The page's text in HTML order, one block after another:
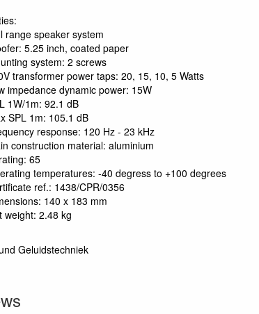
range speaker system
5.25 inch, coated paper
system: 2 screws
transformer power taps: 20, 15, 10, 5 Watts
impedance dynamic power: 15W
1W/1m: 92.1 dB
SPL 1m: 105.1 dB
response: 120 Hz - 23 kHz
construction material: aluminium
65
temperatures: -40 degress to +100 degrees
ref.: 1438/CPR/0356
140 x 183 mm
weight: 2.48 kg
Geluidstechniek